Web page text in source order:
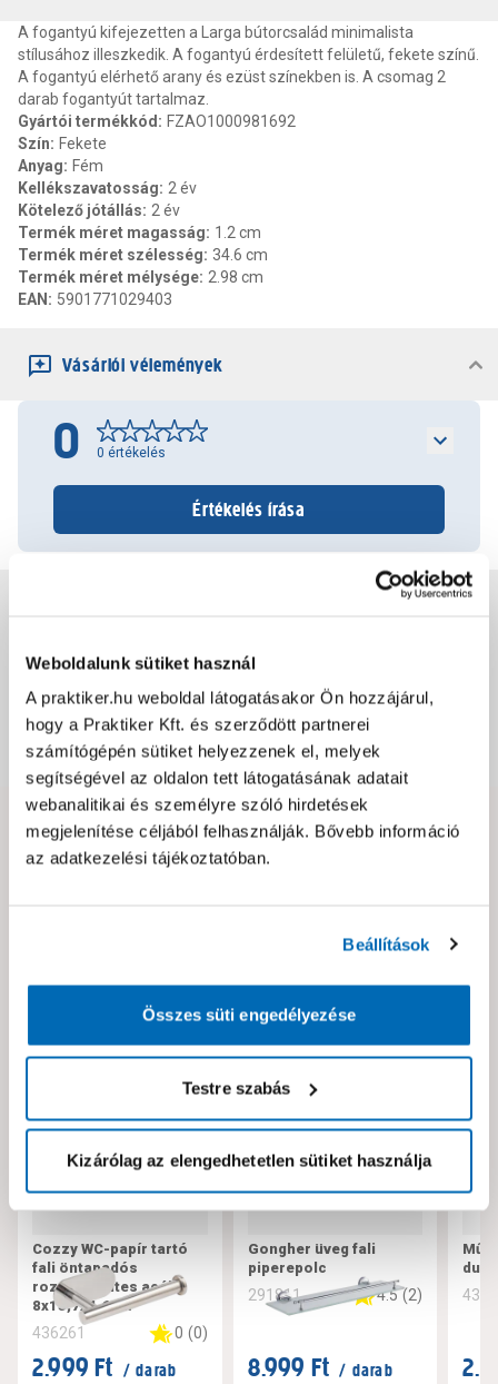
Weboldalunk sütiket használ
A praktiker.hu weboldal látogatásakor Ön hozzájárul,
hogy a Praktiker Kft. és szerződött partnerei
számítógépén sütiket helyezzenek el, melyek
segítségével az oldalon tett látogatásának adatait
webanalitikai és személyre szóló hirdetések
megjelenítése céljából felhasználják. Bővebb információ
az adatkezelési tájékoztatóban.
Beállítások
Összes süti engedélyezése
Testre szabás
Kizárólag az elengedhetetlen sütiket használja
A fogantyú kifejezetten a Larga bútorcsalád minimalista
stílusához illeszkedik. A fogantyú érdesített felületű, fekete színű.
A fogantyú elérhető arany és ezüst színekben is. A csomag 2
darab fogantyút tartalmaz.
Gyártói termékkód : FZAO1000981692
Szín: Fekete
Anyag: Fém
Kellékszavatosság: 2 év
Kötelező jótállás: 2 év
Termék méret magasság: 1.2 cm
Termék méret szélesség: 34.6 cm
Termék méret mélysége: 2.98 cm
EAN : 5901771029403
Vásárlói vélemények
0 0 értékelés
Értékelés írása
Dokumentumok, felelős személy
Hibát találtál az oldalon vagy a termék leírásában?
Kérjük jelezd nekünk!
Cozzy WC-papír tartó
fali öntapadós
rozsdamentes acél
8x15,7x4,6cm
436261 0 (0)
2.999 Ft / darab
Gongher üveg fali
piperepolc
291811 4.5 (2)
8.999 Ft / darab